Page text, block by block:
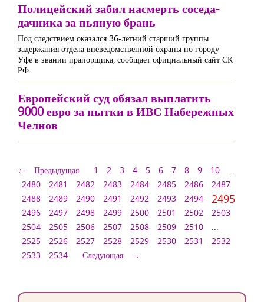
Полицейский забил насмерть соседа-
дачника за пьяную брань
Под следствием оказался 36-летний старший группы
задержания отдела вневедомственной охраны по городу
Уфе в звании прапорщика, сообщает официальный сайт СК
РФ.
Европейский суд обязал выплатить
9000 евро за пытки в ИВС Набережных
Челнов
Предыдущая 1 2 3 4 5 6 7 8 9 10
...
2480
2481 2482 2483 2484 2485 2486
2487
2488
2489 2490 2491 2492 2493 2494 2495
2496 2497 2498 2499 2500 2501 2502
2503
2504
2505 2506 2507 2508 2509 2510
...
2525
2526 2527 2528 2529 2530 2531
2532
2533
2534 Следующая